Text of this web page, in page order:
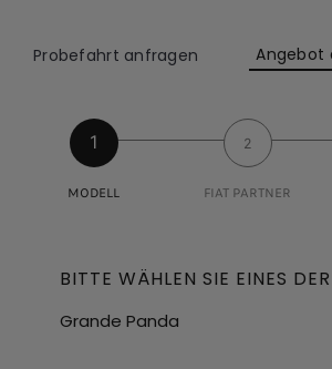
Probefahrt anfragen Angebot
1
MODELL
2
FIAT PARTNER
BITTE WÄHLEN SIE EINES
Grande Panda